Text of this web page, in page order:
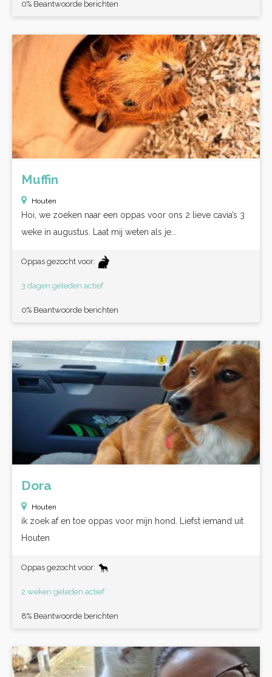
0% Beantwoorde berichten
Muffin
Houten
Hoi, we zoeken naar een oppas voor ons 2 lieve cavia’s 3
weke in augustus. Laat mij weten als je...
Oppas gezocht voor:
3 dagen geleden actief
0% Beantwoorde berichten
Dora
Houten
ik zoek af en toe oppas voor mijn hond. Liefst iemand uit
Houten
Oppas gezocht voor:
2 weken geleden actief
8% Beantwoorde berichten